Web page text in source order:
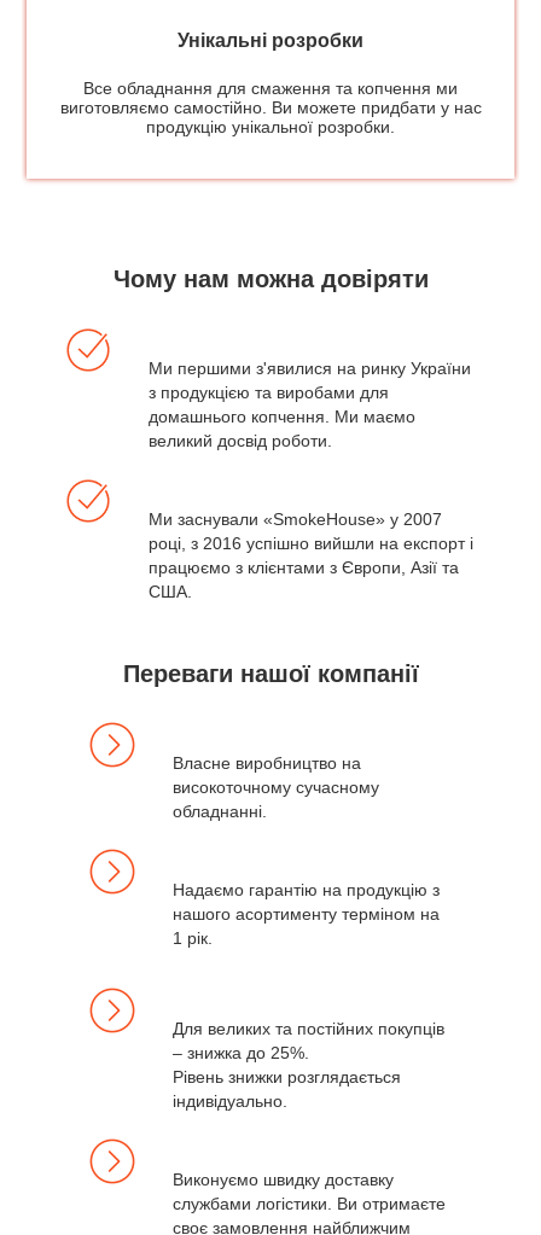
Унікальні розробки
Все обладнання для смаження та копчення ми
виготовляємо самостійно. Ви можете придбати у нас
продукцію унікальної розробки.
Чому нам можна довіряти
Ми першими з'явилися на ринку України
з продукцією та виробами для
домашнього копчення. Ми маємо
великий досвід роботи.
Ми заснували «SmokeHouse» у 2007
році, з 2016 успішно вийшли на експорт і
працюємо з клієнтами з Європи, Азії та
США.
Переваги нашої компанії
Власне виробництво на
високоточному сучасному
обладнанні.
Надаємо гарантію на продукцію з
нашого асортименту терміном на
1 рік.
Для великих та постійних покупців
– знижка до 25%.
Рівень знижки розглядається
індивідуально.
Виконуємо швидку доставку
службами логістики. Ви отримаєте
своє замовлення найближчим